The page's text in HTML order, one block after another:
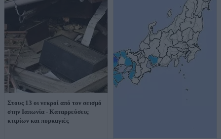
Στους 13 οι νεκροί από τον σεισμό
στην Ιαπωνία - Καταρρεύσεις
κτιρίων και πυρκαγιές